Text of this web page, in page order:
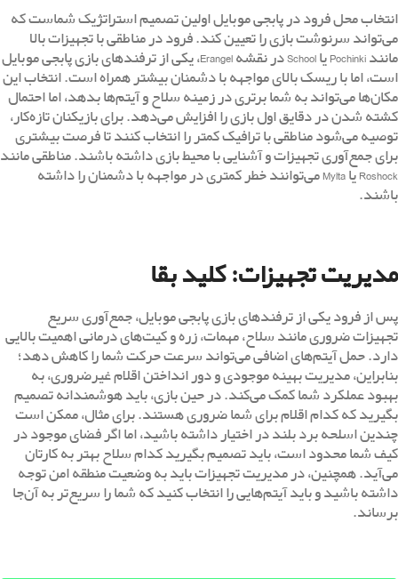
انتخاب محل فرود در پابجی موبایل اولین تصمیم استراتژیک شماست که
می‌تواند سرنوشت بازی را تعیین کند. فرود در مناطقی با تجهیزات بالا
مانند Pochinki یا School در نقشه Erangel، یکی از ترفندهای بازی پابجی موبایل
است، اما با ریسک بالای مواجهه با دشمنان بیشتر همراه است. انتخاب این
مکان‌ها می‌تواند به شما برتری در زمینه سلاح و آیتم‌ها بدهد، اما احتمال
کشته شدن در دقایق اول بازی را افزایش می‌دهد. برای بازیکنان تازه‌کار،
توصیه می‌شود مناطقی با ترافیک کمتر را انتخاب کنند تا فرصت بیشتری
برای جمع‌آوری تجهیزات و آشنایی با محیط بازی داشته باشند. مناطقی مانند
Roshock یا Mylta می‌توانند خطر کمتری در مواجهه با دشمنان را داشته
باشند.
مدیریت تجهیزات: کلید بقا
پس از فرود یکی از ترفندهای بازی پابجی موبایل، جمع‌آوری سریع
تجهیزات ضروری مانند سلاح، مهمات، زره و کیت‌های درمانی اهمیت بالایی
دارد. حمل آیتم‌های اضافی می‌تواند سرعت حرکت شما را کاهش دهد؛
بنابراین، مدیریت بهینه موجودی و دور انداختن اقلام غیرضروری، به
بهبود عملکرد شما کمک می‌کند. در حین بازی، باید هوشمندانه تصمیم
بگیرید که کدام اقلام برای شما ضروری هستند. برای مثال، ممکن است
چندین اسلحه برد بلند در اختیار داشته باشید، اما اگر فضای موجود در
کیف شما محدود است، باید تصمیم بگیرید کدام سلاح بهتر به کارتان
می‌آید. همچنین، در مدیریت تجهیزات باید به وضعیت منطقه امن توجه
داشته باشید و باید آیتم‌هایی را انتخاب کنید که شما را سریع‌تر به آن‌جا
برساند.